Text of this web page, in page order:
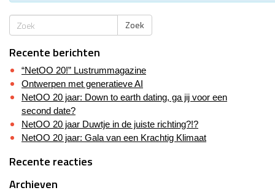
Zoek
Recente berichten
“NetOO 20!” Lustrummagazine
Ontwerpen met generatieve AI
NetOO 20 jaar: Down to earth dating, ga jij voor een
second date?
NetOO 20 jaar Duwtje in de juiste richting?!?
NetOO 20 jaar: Gala van een Krachtig Klimaat
Recente reacties
Archieven